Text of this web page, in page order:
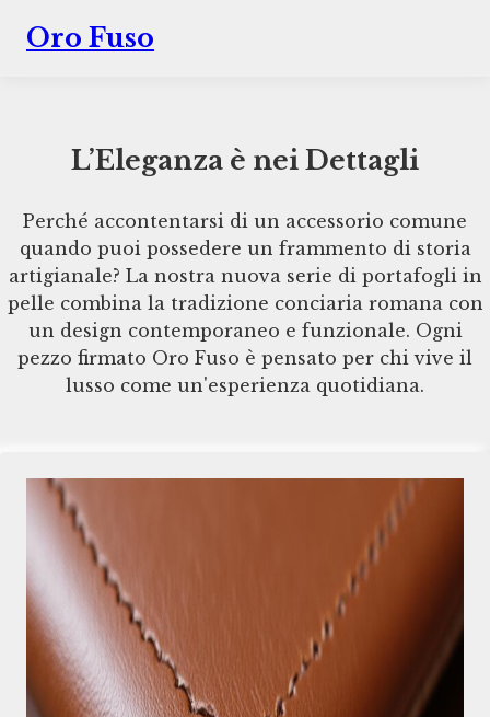
Oro Fuso
L’Eleganza è nei Dettagli
Perché accontentarsi di un accessorio comune
quando puoi possedere un frammento di storia
artigianale? La nostra nuova serie di portafogli in
pelle combina la tradizione conciaria romana con
un design contemporaneo e funzionale. Ogni
pezzo firmato Oro Fuso è pensato per chi vive il
lusso come un'esperienza quotidiana.